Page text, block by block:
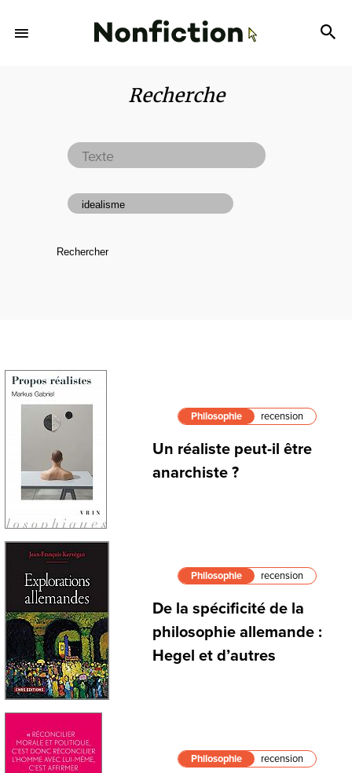
Recherche
Philosophie recension
Un réaliste peut-il être
anarchiste ?
Philosophie recension
De la spécificité de la
philosophie allemande :
Hegel et d’autres
Philosophie recension